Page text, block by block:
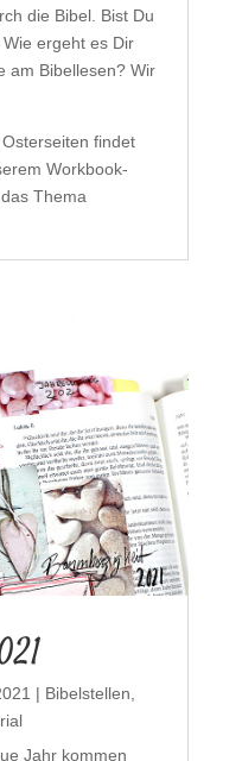
die Bibel. Bist Du
ergeht es Dir
am Bibellesen? Wir
findet
Workbook-
Thema
| Bibelstellen,
Jahr kommen